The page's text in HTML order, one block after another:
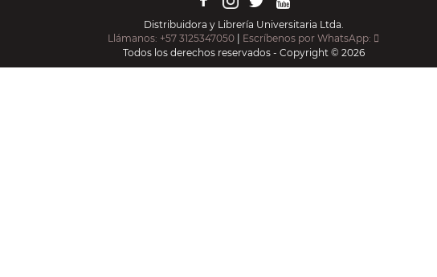
Distribuidora y Librería Universitaria Ltda.
Llámanos: +57 3125347050
Escríbenos por WhatsApp:
Todos los derechos reservados - Copyright © 2026